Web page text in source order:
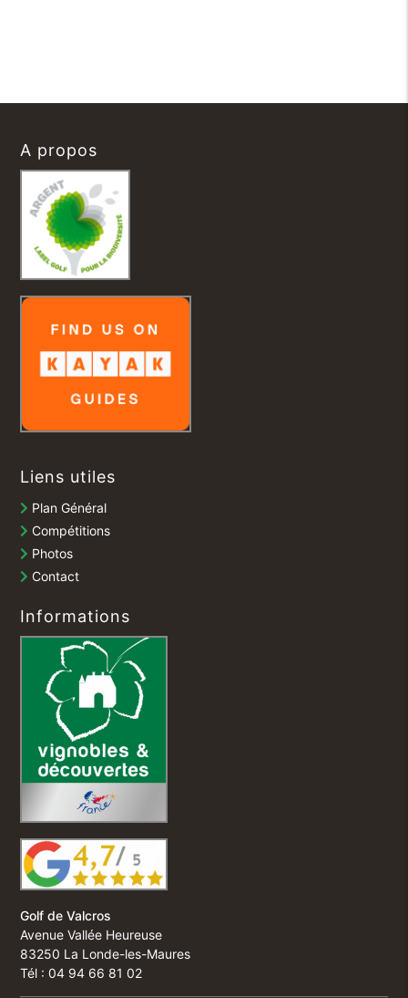
A propos
Liens utiles
Plan Général
Compétitions
Photos
Contact
Informations
Golf de Valcros
Avenue Vallée Heureuse
83250 La Londe-les-Maures
Tél : 04 94 66 81 02